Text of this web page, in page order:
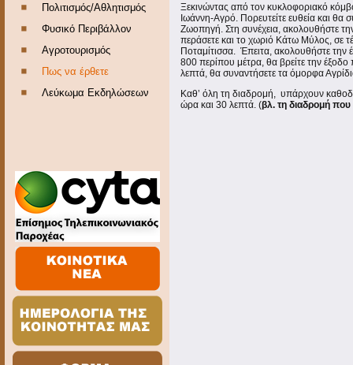
Πολιτισμός/Αθλητισμός
Φυσικό Περιβάλλον
Αγροτουρισμός
Πως να έρθετε
Λεύκωμα Εκδηλώσεων
Ξεκινώντας από τον κυκλοφοριακό
Ιωάννη-Αγρό. Πορευτείτε ευθεία και
Ζωοπηγή. Στη συνέχεια, ακολουθήστε
περάσετε και το χωριό Κάτω Μύλος, σε
Ποταμίτισσα. Έπειτα, ακολουθήστε την
800 περίπου μέτρα, θα βρείτε την έξοδο
λεπτά, θα συναντήσετε τα όμορφα
Καθ’ όλη τη διαδρομή, υπάρχουν
ώρα και 30 λεπτά. (βλ. τη διαδρομή που